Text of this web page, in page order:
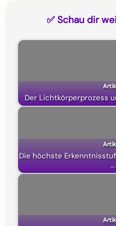
✅ Schau dir
Der Lichtkörperprozess
Die höchste
…